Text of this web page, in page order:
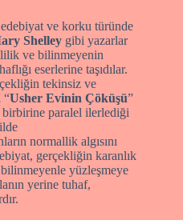
ve korku türünde
Shelley gibi yazarlar
ve bilinmeyenin
eserlerine taşıdılar.
tekinsiz ve
“Usher Evinin Çöküşü”
paralel ilerlediği
normallik algısını
gerçekliğin karanlık
yüzleşmeye
yerine tuhaf,